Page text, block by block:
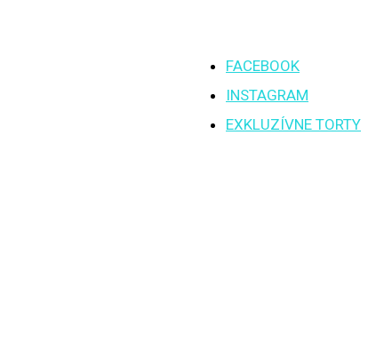
FACEBOOK
INSTAGRAM
EXKLUZÍVNE TORTY